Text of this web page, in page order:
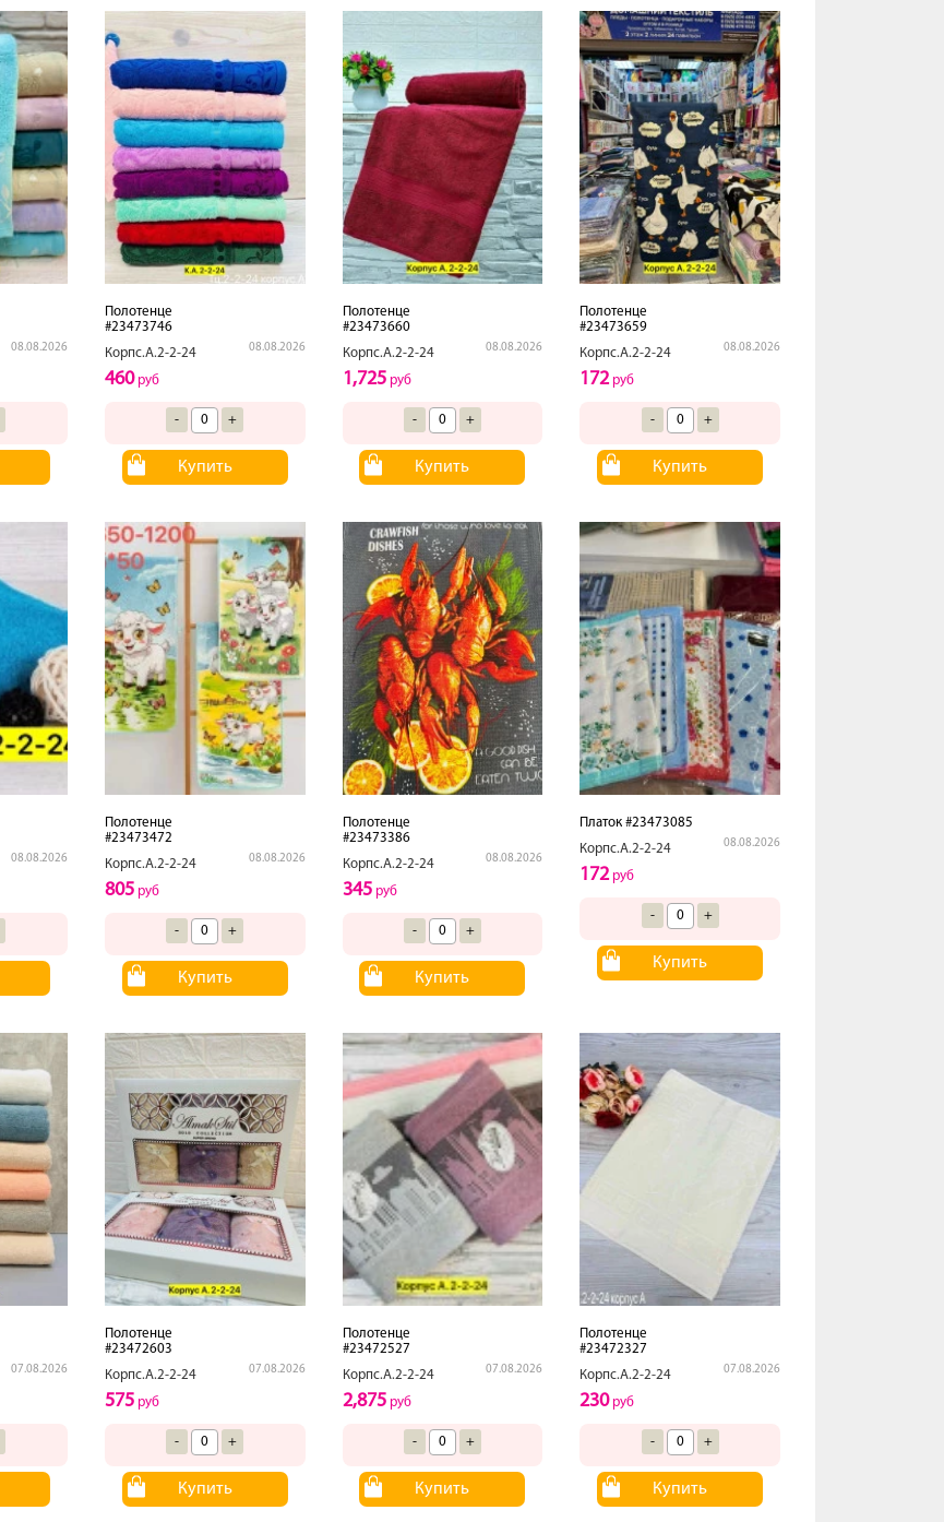
08.08.2026
Полотенце
#23473746
Корпс.А.2-2-24
08.08.2026
460руб
- +
Купить
Полотенце
#23473660
Корпс.А.2-2-24
08.08.2026
1,725руб
- +
Купить
Полотенце
#23473659
Корпс.А.2-2-24
08.08.2026
172руб
- +
Купить
08.08.2026
Полотенце
#23473472
Корпс.А.2-2-24
08.08.2026
805руб
- +
Купить
Полотенце
#23473386
Корпс.А.2-2-24
08.08.2026
345руб
- +
Купить
Платок #23473085
Корпс.А.2-2-24
08.08.2026
172руб
- +
Купить
07.08.2026
Полотенце
#23472603
Корпс.А.2-2-24
07.08.2026
575руб
- +
Купить
Полотенце
#23472527
Корпс.А.2-2-24
07.08.2026
2,875руб
- +
Купить
Полотенце
#23472327
Корпс.А.2-2-24
07.08.2026
230руб
- +
Купить